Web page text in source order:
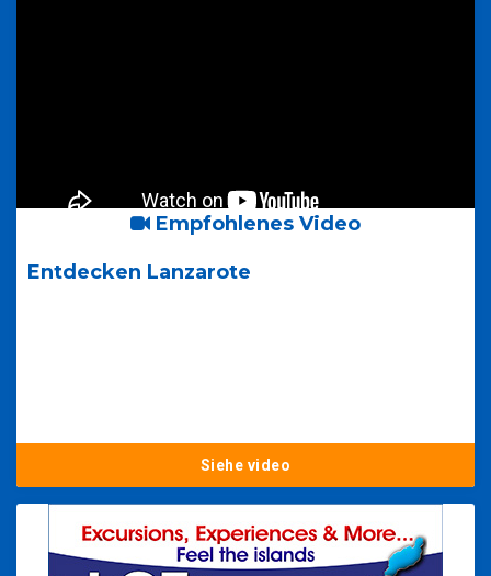
Empfohlenes Video
Entdecken Lanzarote
Siehe video